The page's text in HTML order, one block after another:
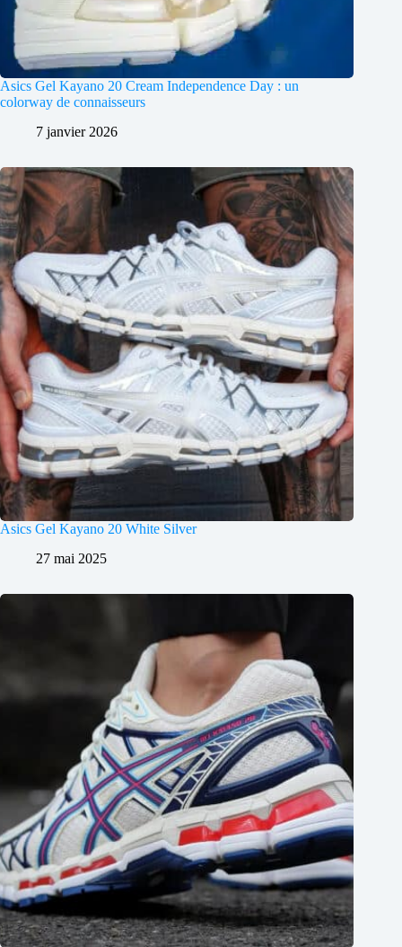
Asics Gel Kayano 20 Cream Independence Day : un
colorway de connaisseurs
7 janvier 2026
Asics Gel Kayano 20 White Silver
27 mai 2025